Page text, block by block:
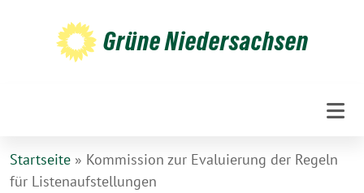
Grüne Niedersachsen
Startseite » Kommission zur Evaluierung der Regeln
für Listenaufstellungen